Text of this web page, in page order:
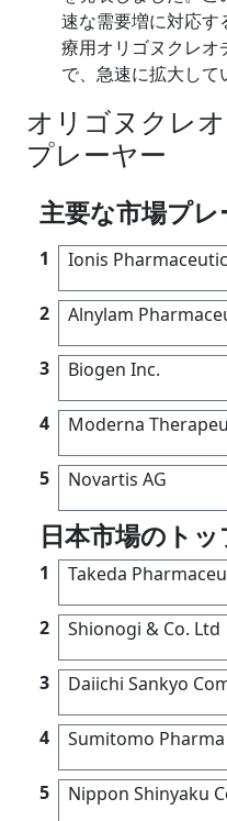
速な需要増に対応す
療用オリゴヌクレオ
で、急速に拡大して
オリゴヌクレ
プレーヤー
主要な市場プ
1 Ionis
2 Alnylam
3 Biogen Inc.
4 Moderna
5 Novartis AG
日本市場のト
1 Takeda
2 Shionogi & Co. Ltd
3 Daiichi Sankyo
4 Sumitomo Pharma
5 Nippon Shinyaku